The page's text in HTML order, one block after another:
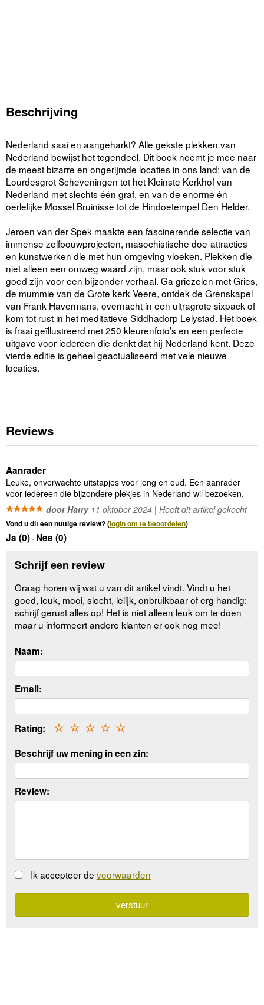
Beschrijving
Nederland saai en aangeharkt? Alle gekste plekken van
Nederland bewijst het tegendeel. Dit boek neemt je mee naar
de meest bizarre en ongerijmde locaties in ons land: van de
Lourdesgrot Scheveningen tot het Kleinste Kerkhof van
Nederland met slechts één graf, en van de enorme én
oerlelijke Mossel Bruinisse tot de Hindoetempel Den Helder.
Jeroen van der Spek maakte een fascinerende selectie van
immense zelfbouwprojecten, masochistische doe-attracties
en kunstwerken die met hun omgeving vloeken. Plekken die
niet alleen een omweg waard zijn, maar ook stuk voor stuk
goed zijn voor een bijzonder verhaal. Ga griezelen met Gries,
de mummie van de Grote kerk Veere, ontdek de Grenskapel
van Frank Havermans, overnacht in een ultragrote sixpack of
kom tot rust in het meditatieve Siddhadorp Lelystad. Het boek
is fraai geïllustreerd met 250 kleurenfoto’s en een perfecte
uitgave voor iedereen die denkt dat hij Nederland kent. Deze
vierde editie is geheel geactualiseerd met vele nieuwe
locaties.
Reviews
Aanrader
Leuke, onverwachte uitstapjes voor jong en oud. Een aanrader
voor iedereen die bijzondere plekjes in Nederland wil bezoeken.
door Harry11 oktober 2024 | Heeft dit artikel gekocht
Vond u dit een nuttige review? (login om te beoordelen)
Ja (0)- Nee (0)
Schrijf een review
Graag horen wij wat u van dit artikel vindt. Vindt u het
goed, leuk, mooi, slecht, lelijk, onbruikbaar of erg handig:
schrijf gerust alles op! Het is niet alleen leuk om te doen
maar u informeert andere klanten er ook nog mee!
Naam:
Email:
Rating: ☆
☆
☆
☆
☆
Beschrijf uw mening in een zin:
Review:
Ik accepteer de voorwaarden